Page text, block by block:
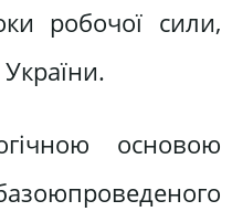
робочої сили,
основою